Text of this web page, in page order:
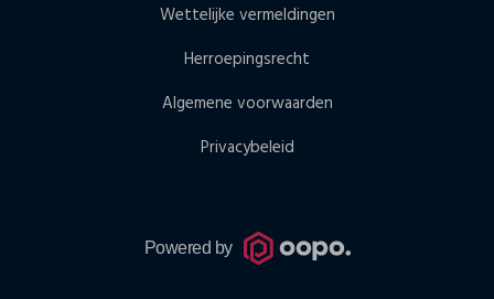
Wettelijke vermeldingen
Herroepingsrecht
Algemene voorwaarden
Privacybeleid
Powered by